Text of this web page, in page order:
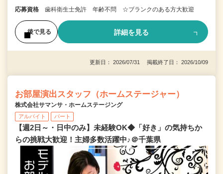
応募資格 歯科衛生士免許 年齢不問 ☆ブランクのある方大歓迎
後で見る 詳細を見る
更新日： 2026/07/31 掲載終了日： 2026/10/09
お部屋演出スタッフ（ホームステージャー）
株式会社サマンサ・ホームステージング
アルバイト パート
【週2日～・日中のみ】未経験OK◆「好き」の気持ちか
らの挑戦大歓迎！主婦多数活躍中♪＠千葉県